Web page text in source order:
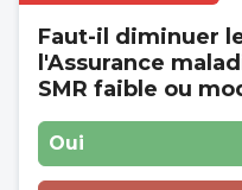
Faut-il diminuer
l'Assurance
SMR faible ou
Oui